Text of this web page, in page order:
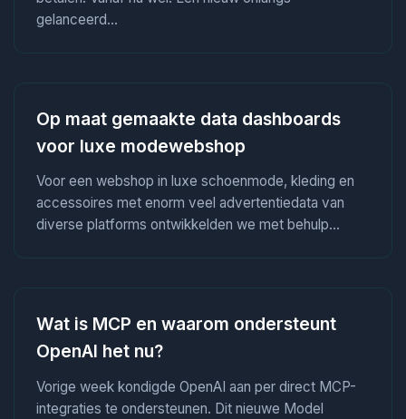
gelanceerd...
Op maat gemaakte data dashboards
voor luxe modewebshop
Voor een webshop in luxe schoenmode, kleding en
accessoires met enorm veel advertentiedata van
diverse platforms ontwikkelden we met behulp...
Wat is MCP en waarom ondersteunt
OpenAI het nu?
Vorige week kondigde OpenAI aan per direct MCP-
integraties te ondersteunen. Dit nieuwe Model